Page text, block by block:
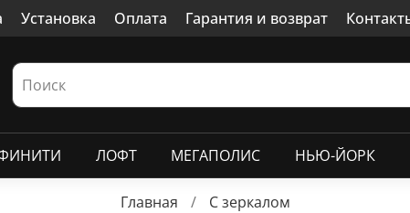
Установка Оплата Гарантия и возврат
ЛОФТ МЕГАПОЛИС НЬЮ-ЙОРК
Главная С зеркалом